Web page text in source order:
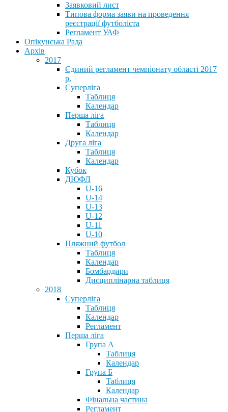
Заявковий лист
Типова форма заяви на проведення
реєстрації футболіста
Регламент УАФ
Опікунська Рада
Архів
2017
Єдиний регламент чемпіонату області 2017
р.
Суперліга
Таблиця
Календар
Перша ліга
Таблиця
Календар
Друга ліга
Таблиця
Календар
Кубок
ДЮФЛ
U-16
U-14
U-13
U-12
U-11
U-10
Пляжний футбол
Таблиця
Календар
Бомбардири
Дисциплінарна таблиця
2018
Суперліга
Таблиця
Календар
Регламент
Перша ліга
Група А
Таблиця
Календар
Група Б
Таблиця
Календар
Фінальна частина
Регламент